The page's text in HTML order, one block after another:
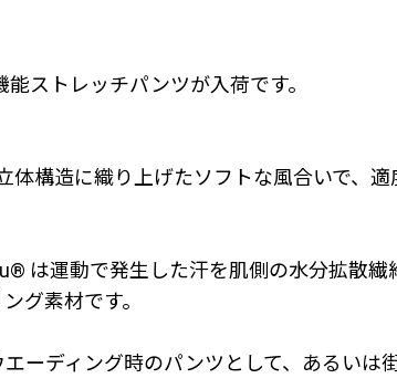
ストレッチパンツが入荷です。
構造に織り上げたソフトな風合いで、
は運動で発生した汗を肌側の水分拡散
グ素材です。
ーディング時のパンツとして、あるいは